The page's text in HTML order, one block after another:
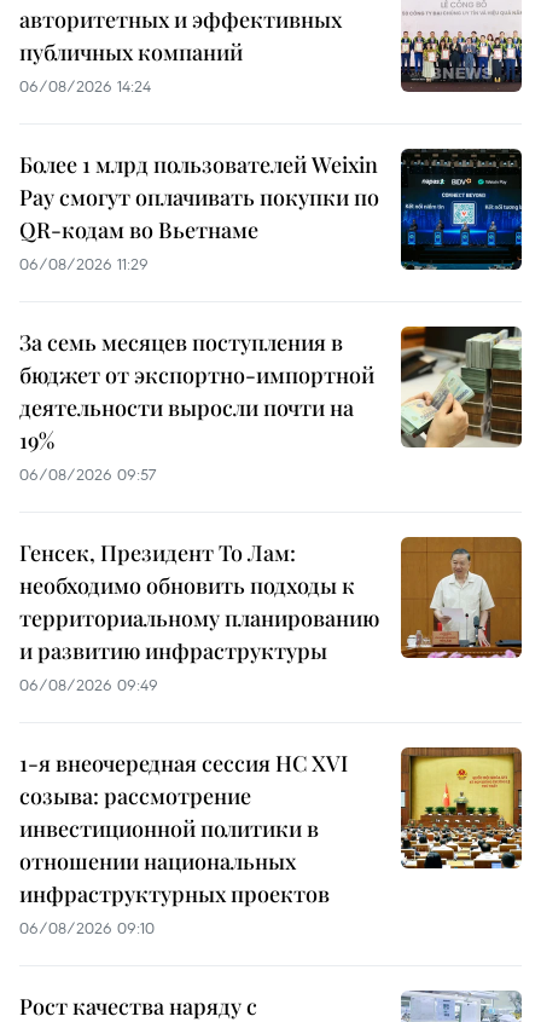
авторитетных и эффективных
публичных компаний
06/08/2026 14:24
Более 1 млрд пользователей Weixin
Pay смогут оплачивать покупки по
QR-кодам во Вьетнаме
06/08/2026 11:29
За семь месяцев поступления в
бюджет от экспортно-импортной
деятельности выросли почти на
19%
06/08/2026 09:57
Генсек, Президент То Лам:
необходимо обновить подходы к
территориальному планированию
и развитию инфраструктуры
06/08/2026 09:49
1-я внеочередная сессия НС XVI
созыва: рассмотрение
инвестиционной политики в
отношении национальных
инфраструктурных проектов
06/08/2026 09:10
Рост качества наряду с